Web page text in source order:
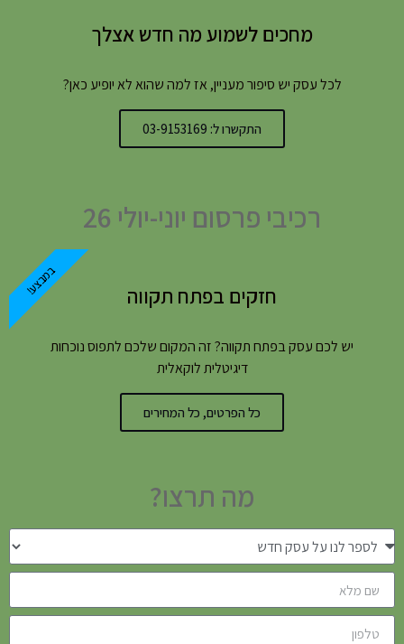
מחכים לשמוע מה חדש אצלך
לכל עסק יש סיפור מעניין, אז למה שהוא לא יופיע כאן?
התקשרו ל: 03-9153169
רכיבי פרסום יוני-יולי 26
חזקים בפתח תקווה
יש לכם עסק בפתח תקווה? זה המקום שלכם לתפוס נוכחות
דיגיטלית לוקאלית
כל הפרטים, כל המחירים
במבצע!
מה תרצו?